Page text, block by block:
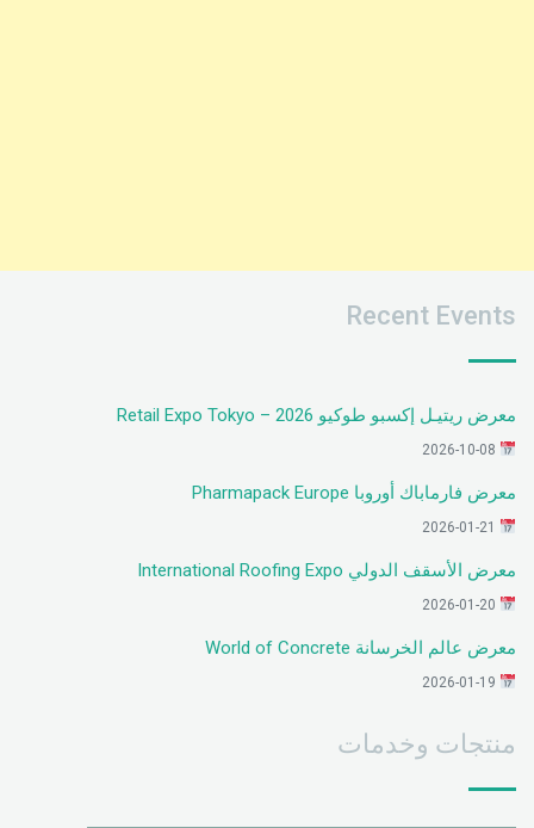
Recent Events
معرض ريتيـل إكسبو طوكيو 2026 – Retail Expo Tokyo
معرض فارماباك أوروبا Pharmapack Europe
معرض الأسقف الدولي International Roofing Expo
معرض عالم الخرسانة World of Concrete
منتجات وخدمات